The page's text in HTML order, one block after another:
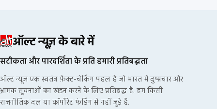
ऑल्ट न्यूज़ के बारे में
सटीकता और पारदर्शिता के प्रति हमारी प्रतिबद्धता
ऑल्ट न्यूज़ एक स्वतंत्र फ़ैक्ट-चेकिंग पहल है जो भारत में दुष्प्रचार और
भ्रामक सूचनाओं का खंडन करने के लिए प्रतिबद्ध है. हम किसी
राजनीतिक दल या कॉर्पोरेट फंडिंग से नहीं जुड़े हैं.